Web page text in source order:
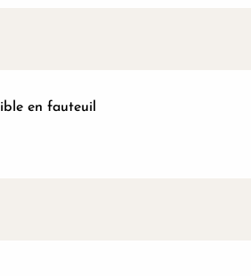
en fauteuil